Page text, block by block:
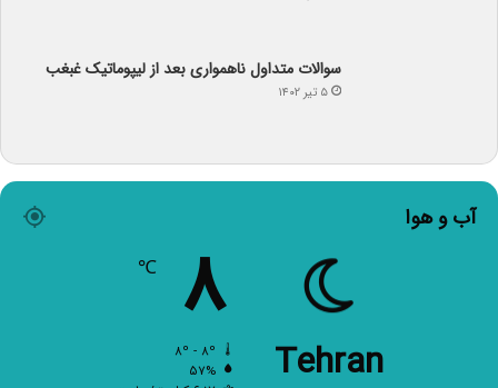
سوالات متداول ناهمواری بعد از لیپوماتیک غبغب
۵ تیر ۱۴۰۲
آب و هوا
Tehran
آسمان صاف
۸
۵۷%
۶.۱۷ کیلومتر/ساعت